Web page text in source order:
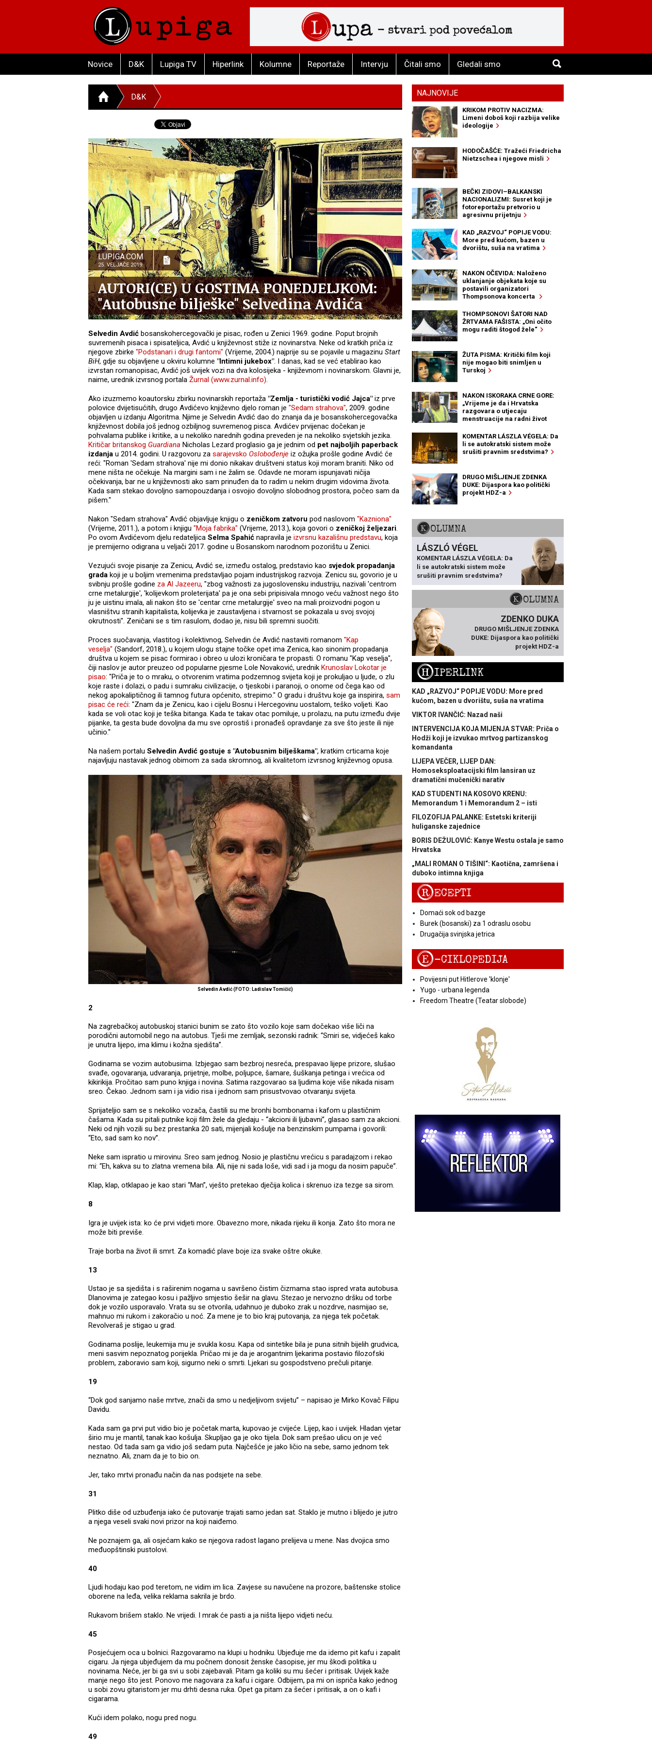
Novice D&K Lupiga TV Hiperlink Kolumne Reportaže Intervju Čitali smo Gledali smo
D&K
LUPIGA.COM
25. VELJAČE 2019.
AUTORI(CE) U GOSTIMA PONEDJELJKOM:
"Autobusne bilješke" Selvedina Avdića
Selvedin Avdić bosanskohercegovački je pisac, rođen u Zenici 1969. godine. Poput brojnih
suvremenih pisaca i spisateljica, Avdić u književnost stiže iz novinarstva. Neke od kratkih priča iz
njegove zbirke "Podstanari i drugi fantomi" (Vrijeme, 2004.) najprije su se pojavile u magazinu Start
BiH, gdje su objavljene u okviru kolumne "Intimni jukebox". I danas, kad se već etablirao kao
izvrstan romanopisac, Avdić još uvijek vozi na dva kolosijeka - književnom i novinarskom. Glavni je,
naime, urednik izvrsnog portala Žurnal (www.zurnal.info).
Ako izuzmemo koautorsku zbirku novinarskih reportaža "Zemlja - turistički vodić Jajca" iz prve
polovice dvijetisućitih, drugo Avdićevo književno djelo roman je "Sedam strahova", 2009. godine
objavljen u izdanju Algoritma. Njime je Selvedin Avdić dao do znanja da je bosanskohercegovačka
književnost dobila još jednog ozbiljnog suvremenog pisca. Avdićev prvijenac dočekan je
pohvalama publike i kritike, a u nekoliko narednih godina preveden je na nekoliko svjetskih jezika.
Kritičar britanskog Guardiana Nicholas Lezard proglasio ga je jednim od pet najboljih paperback
izdanja u 2014. godini. U razgovoru za sarajevsko Oslobođenje iz ožujka prošle godine Avdić će
reći: "Roman 'Sedam strahova' nije mi donio nikakav društveni status koji moram braniti. Niko od
mene ništa ne očekuje. Na margini sam i ne žalim se. Odavde ne moram ispunjavati ničija
očekivanja, bar ne u književnosti ako sam prinuđen da to radim u nekim drugim vidovima života.
Kada sam stekao dovoljno samopouzdanja i osvojio dovoljno slobodnog prostora, počeo sam da
pišem."
Nakon "Sedam strahova" Avdić objavljuje knjigu o zeničkom zatvoru pod naslovom "Kazniona"
(Vrijeme, 2011.), a potom i knjigu "Moja fabrika" (Vrijeme, 2013.), koja govori o zeničkoj željezari.
Po ovom Avdićevom djelu redateljica Selma Spahić napravila je izvrsnu kazališnu predstavu, koja
je premijerno odigrana u veljači 2017. godine u Bosanskom narodnom pozorištu u Zenici.
Vezujući svoje pisanje za Zenicu, Avdić se, između ostalog, predstavio kao svjedok propadanja
grada koji je u boljim vremenima predstavljao pojam industrijskog razvoja. Zenicu su, govorio je u
svibnju prošle godine za Al Jazeeru, "zbog važnosti za jugoslovensku industriju, nazivali 'centrom
crne metalurgije', 'kolijevkom proleterijata' pa je ona sebi pripisivala mnogo veću važnost nego što
ju je uistinu imala, ali nakon što se 'centar crne metalurgije' sveo na mali proizvodni pogon u
vlasništvu stranih kapitalista, kolijevka je zaustavljena i stvarnost se pokazala u svoj svojoj
okrutnosti". Zeničani se s tim rasulom, dodao je, nisu bili spremni suočiti.
Proces suočavanja, vlastitog i kolektivnog, Selvedin će Avdić nastaviti romanom "Kap
veselja" (Sandorf, 2018.), u kojem ulogu stajne točke opet ima Zenica, kao sinonim propadanja
društva u kojem se pisac formirao i obreo u ulozi kroničara te propasti. O romanu "Kap veselja",
čiji naslov je autor preuzeo od popularne pjesme Lole Novaković, urednik Krunoslav Lokotar je
pisao: "Priča je to o mraku, o otvorenim vratima podzemnog svijeta koji je prokuljao u ljude, o zlu
koje raste i dolazi, o padu i sumraku civilizacije, o tjeskobi i paranoji, o onome od čega kao od
nekog apokaliptičnog ili tamnog futura općenito, strepimo." O gradu i društvu koje ga inspirira, sam
pisac će reći: "Znam da je Zenicu, kao i cijelu Bosnu i Hercegovinu uostalom, teško voljeti. Kao
kada se voli otac koji je teška bitanga. Kada te takav otac pomiluje, u prolazu, na putu između dvije
pijanke, ta gesta bude dovoljna da mu sve oprostiš i pronađeš opravdanje za sve što jeste ili nije
učinio."
Na našem portalu Selvedin Avdić gostuje s "Autobusnim bilješkama", kratkim crticama koje
najavljuju nastavak jednog obimom za sada skromnog, ali kvalitetom izvrsnog književnog opusa.
Selvedin Avdić (FOTO: Ladislav Tomičić)
2
Na zagrebačkoj autobuskoj stanici bunim se zato što vozilo koje sam dočekao više liči na
porodični automobil nego na autobus. Tješi me zemljak, sezonski radnik: “Smiri se, vidjećeš kako
je unutra lijepo, ima klimu i kožna sjedišta”.
Godinama se vozim autobusima. Izbjegao sam bezbroj nesreća, prespavao lijepe prizore, slušao
svađe, ogovaranja, udvaranja, prijetnje, molbe, poljupce, šamare, šuškanja petinga i vrećica od
kikirikija. Pročitao sam puno knjiga i novina. Satima razgovarao sa ljudima koje više nikada nisam
sreo. Čekao. Jednom sam i ja vidio risa i jednom sam prisustvovao otvaranju svijeta.
Sprijateljio sam se s nekoliko vozača, častili su me bronhi bombonama i kafom u plastičnim
čašama. Kada su pitali putnike koji film žele da gledaju - “akcioni ili ljubavni”, glasao sam za akcioni.
Neki od njih vozili su bez prestanka 20 sati, mijenjali košulje na benzinskim pumpama i govorili:
“Eto, sad sam ko nov”.
Neke sam ispratio u mirovinu. Sreo sam jednog. Nosio je plastičnu vrećicu s paradajzom i rekao
mi: “Eh, kakva su to zlatna vremena bila. Ali, nije ni sada loše, vidi sad i ja mogu da nosim papuče”.
Klap, klap, otklapao je kao stari “Man”, vješto pretekao dječija kolica i skrenuo iza tezge sa sirom.
8
Igra je uvijek ista: ko će prvi vidjeti more. Obavezno more, nikada rijeku ili konja. Zato što mora ne
može biti previše.
Traje borba na život ili smrt. Za komadić plave boje iza svake oštre okuke.
13
Ustao je sa sjedišta i s raširenim nogama u savršeno čistim čizmama stao ispred vrata autobusa.
Dlanovima je zategao kosu i pažljivo smjestio šešir na glavu. Stezao je nervozno dršku od torbe
dok je vozilo usporavalo. Vrata su se otvorila, udahnuo je duboko zrak u nozdrve, nasmijao se,
mahnuo mi rukom i zakoračio u noć. Za mene je to bio kraj putovanja, za njega tek početak.
Revolveraš je stigao u grad.
Godinama poslije, leukemija mu je svukla kosu. Kapa od sintetike bila je puna sitnih bijelih grudvica,
meni sasvim nepoznatog porijekla. Pričao mi je da je arogantnim ljekarima postavio filozofski
problem, zaboravio sam koji, sigurno neki o smrti. Ljekari su gospodstveno prečuli pitanje.
19
“Dok god sanjamo naše mrtve, znači da smo u nedjeljivom svijetu” – napisao je Mirko Kovač Filipu
Davidu.
Kada sam ga prvi put vidio bio je početak marta, kupovao je cvijeće. Lijep, kao i uvijek. Hladan vjetar
širio mu je mantil, tanak kao košulja. Skupljao ga je oko tijela. Dok sam prešao ulicu on je već
nestao. Od tada sam ga vidio još sedam puta. Najčešće je jako ličio na sebe, samo jednom tek
neznatno. Ali, znam da je to bio on.
Jer, tako mrtvi pronađu način da nas podsjete na sebe.
31
Plitko diše od uzbuđenja iako će putovanje trajati samo jedan sat. Staklo je mutno i blijedo je jutro
a njega veseli svaki novi prizor na koji naiđemo.
Ne poznajem ga, ali osjećam kako se njegova radost lagano prelijeva u mene. Nas dvojica smo
međuopštinski pustolovi.
40
Ljudi hodaju kao pod teretom, ne vidim im lica. Zavjese su navučene na prozore, baštenske stolice
oborene na leđa, velika reklama sakrila je brdo.
Rukavom brišem staklo. Ne vrijedi. I mrak će pasti a ja ništa lijepo vidjeti neću.
45
Posjećujem oca u bolnici. Razgovaramo na klupi u hodniku. Ubjeđuje me da idemo pit kafu i zapalit
cigaru. Ja njega ubjeđujem da mu počnem donosit ženske časopise, jer mu škodi politika u
novinama. Neće, jer bi ga svi u sobi zajebavali. Pitam ga koliki su mu šećer i pritisak. Uvijek kaže
manje nego što jest. Ponovo me nagovara za kafu i cigare. Odbijem, pa mi on ispriča kako jednog
u sobi zovu gitaristom jer mu drhti desna ruka. Opet ga pitam za šećer i pritisak, a on o kafi i
cigarama.
Kući idem polako, nogu pred nogu.
49
NAJNOVIJE
KRIKOM PROTIV NACIZMA:
Limeni doboš koji razbija velike
ideologije
HODOČAŠĆE: Tražeći Friedricha
Nietzschea i njegove misli
BEČKI ZIDOVI–BALKANSKI
NACIONALIZMI: Susret koji je
fotoreportažu pretvorio u
agresivnu prijetnju
KAD „RAZVOJ“ POPIJE VODU:
More pred kućom, bazen u
dvorištu, suša na vratima
NAKON OČEVIDA: Naloženo
uklanjanje objekata koje su
postavili organizatori
Thompsonova koncerta
THOMPSONOVI ŠATORI NAD
ŽRTVAMA FAŠISTA: „Oni očito
mogu raditi štogod žele“
ŽUTA PISMA: Kritički film koji
nije mogao biti snimljen u
Turskoj
NAKON ISKORAKA CRNE GORE:
„Vrijeme je da i Hrvatska
razgovara o utjecaju
menstruacije na radni život
KOMENTAR LÁSZLA VÉGELA: Da
li se autokratski sistem može
srušiti pravnim sredstvima?
DRUGO MIŠLJENJE ZDENKA
DUKE: Dijaspora kao politički
projekt HDZ-a
KOLUMNA
LÁSZLÓ VÉGEL
KOMENTAR LÁSZLA VÉGELA: Da
li se autokratski sistem može
srušiti pravnim sredstvima?
KOLUMNA
ZDENKO DUKA
DRUGO MIŠLJENJE ZDENKA
DUKE: Dijaspora kao politički
projekt HDZ-a
HIPERLINK
KAD „RAZVOJ“ POPIJE VODU: More pred
kućom, bazen u dvorištu, suša na vratima
VIKTOR IVANČIĆ: Nazad naši
INTERVENCIJA KOJA MIJENJA STVAR: Priča o
Hodži koji je izvukao mrtvog partizanskog
komandanta
LIJEPA VEČER, LIJEP DAN:
Homoseksploatacijski film lansiran uz
dramatični mučenički narativ
KAD STUDENTI NA KOSOVO KRENU:
Memorandum 1 i Memorandum 2 – isti
FILOZOFIJA PALANKE: Estetski kriteriji
huliganske zajednice
BORIS DEŽULOVIĆ: Kanye Westu ostala je samo
Hrvatska
„MALI ROMAN O TIŠINI“: Kaotična, zamršena i
duboko intimna knjiga
RECEPTI
Domaći sok od bazge
Burek (bosanski) za 1 odraslu osobu
Drugačija svinjska jetrica
E-CIKLOPEDIJA
Povijesni put Hitlerove 'klonje'
Yugo - urbana legenda
Freedom Theatre (Teatar slobode)